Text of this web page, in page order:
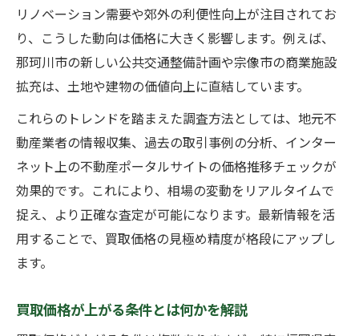
リノベーション需要や郊外の利便性向上が注目されてお
り、こうした動向は価格に大きく影響します。例えば、
那珂川市の新しい公共交通整備計画や宗像市の商業施設
拡充は、土地や建物の価値向上に直結しています。
これらのトレンドを踏まえた調査方法としては、地元不
動産業者の情報収集、過去の取引事例の分析、インター
ネット上の不動産ポータルサイトの価格推移チェックが
効果的です。これにより、相場の変動をリアルタイムで
捉え、より正確な査定が可能になります。最新情報を活
用することで、買取価格の見極め精度が格段にアップし
ます。
買取価格が上がる条件とは何かを解説